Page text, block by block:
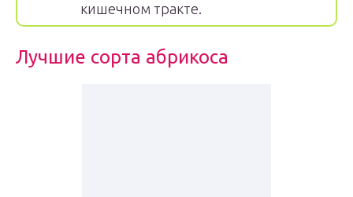
кишечном тракте.
Лучшие сорта абрикоса